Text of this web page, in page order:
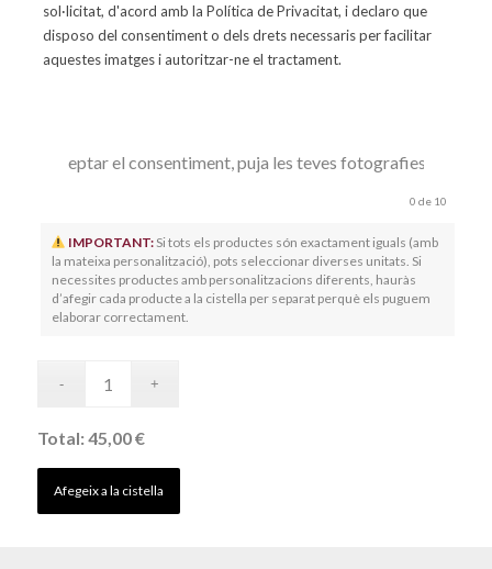
sol·licitat, d'acord amb la Política de Privacitat, i declaro que
disposo del consentiment o dels drets necessaris per facilitar
aquestes imatges i autoritzar-ne el tractament.
d'acceptar el consentiment, puja les teves fotografies
0 de 10
IMPORTANT: Si tots els productes són exactament iguals (amb
la mateixa personalització), pots seleccionar diverses unitats. Si
necessites productes amb personalitzacions diferents, hauràs
d’afegir cada producte a la cistella per separat perquè els puguem
elaborar correctament.
Total: 45,00 €
Afegeix a la cistella